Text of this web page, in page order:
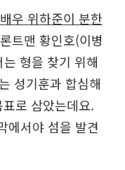
우 위하준이 분한
트맨 황인호(이병
형을 찾기 위해
성기훈과 합심해
표로 삼았는데요.
에서야 섬을 발견